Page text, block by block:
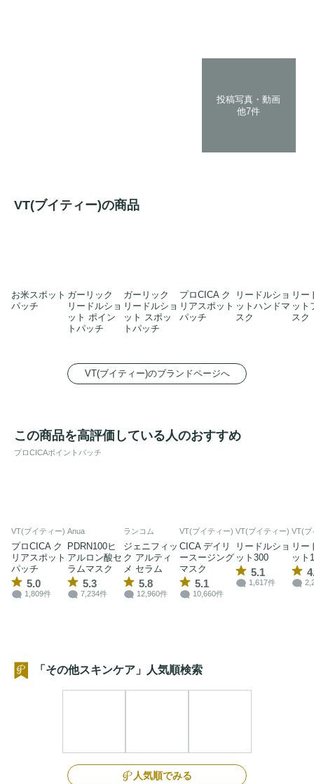
投稿写真・動画
他7件
VT(ブイティー)の商品
お米スポット
パッチ
ガーリック
リードルショ
ット ポイン
トパッチ
ガーリック
リードルショ
ット スポッ
トパッチ
プロCICA ク
リアスポット
パッチ
リードルショ
ットハンドマ
スク
リー
ット
スク
VT(ブイティー)のブランドページへ
この商品を高評価している人のおすすめ
プロCICAポイントパッチ
VT(ブイティー)
プロCICA ク
リアスポット
パッチ
5.0
1,809件
Anua
PDRN100ヒ
アルロン酸セ
ラムマスク
5.3
7,234件
ランコム
ジェニフィッ
ク アルティ
メ セラム
5.8
12,960件
VT(ブイティー)
CICA デイリ
ースージング
マスク
5.1
10,660件
VT(ブイティー)
リードルショ
ット300
5.1
1,617件
VT(ブ
リー
ット
「その他スキンケア」人気順検索
人気順でみる